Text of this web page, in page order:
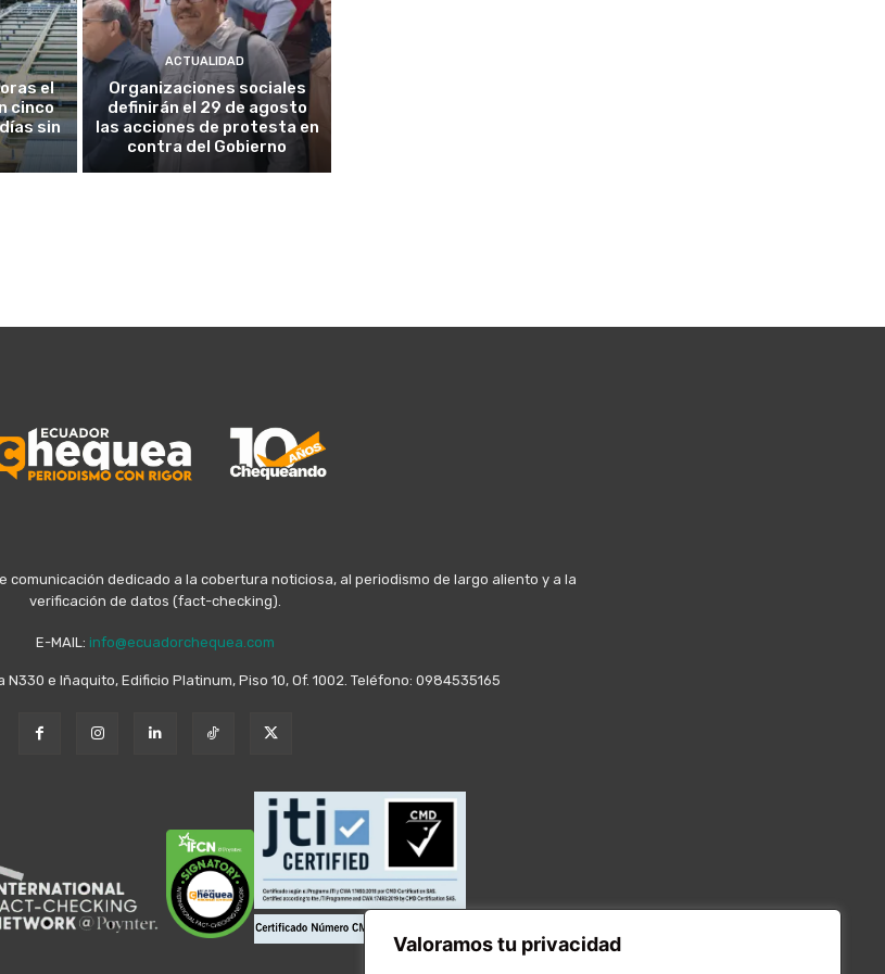
Valoramos tu privacidad
el
cinco
sin
ACTUALIDAD
Organizaciones sociales
definirán el 29 de agosto
las acciones de protesta en
contra del Gobierno
comunicación dedicado a la cobertura noticiosa, al periodismo de largo aliento y a la
verificación de datos (fact-checking).
E-MAIL: info@ecuadorchequea.com
e Iñaquito, Edificio Platinum, Piso 10, Of. 1002. Teléfono: 0984535165